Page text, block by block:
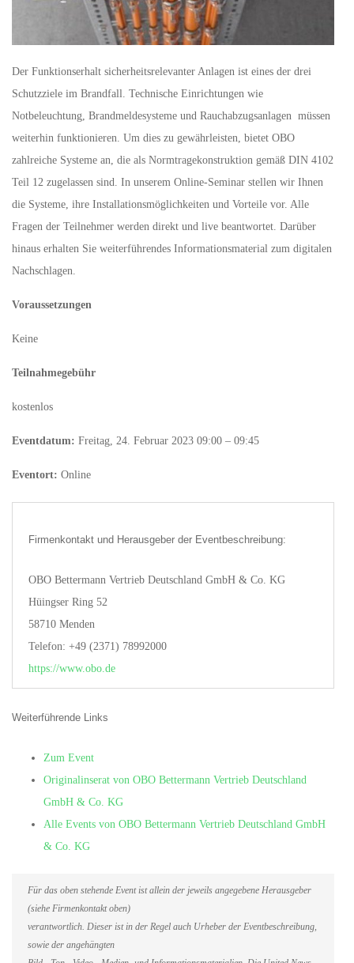
Der Funktionserhalt sicherheitsrelevanter Anlagen ist eines der drei
Schutzziele im Brandfall. Technische Einrichtungen wie
Notbeleuchtung, Brandmeldesysteme und Rauchabzugsanlagen müssen
weiterhin funktionieren. Um dies zu gewährleisten, bietet OBO
zahlreiche Systeme an, die als Normtragekonstruktion gemäß DIN 4102
Teil 12 zugelassen sind. In unserem Online-Seminar stellen wir Ihnen
die Systeme, ihre Installationsmöglichkeiten und Vorteile vor. Alle
Fragen der Teilnehmer werden direkt und live beantwortet. Darüber
hinaus erhalten Sie weiterführendes Informationsmaterial zum digitalen
Nachschlagen.
Voraussetzungen
Keine
Teilnahmegebühr
kostenlos
Eventdatum: Freitag, 24. Februar 2023 09:00 – 09:45
Eventort: Online
Firmenkontakt und Herausgeber der Eventbeschreibung:
OBO Bettermann Vertrieb Deutschland GmbH & Co. KG
Hüingser Ring 52
58710 Menden
Telefon: +49 (2371) 78992000
https://www.obo.de
Weiterführende Links
Zum Event
Originalinserat von OBO Bettermann Vertrieb Deutschland
GmbH & Co. KG
Alle Events von OBO Bettermann Vertrieb Deutschland GmbH
& Co. KG
Für das oben stehende Event ist allein der jeweils angegebene Herausgeber
(siehe Firmenkontakt oben)
verantwortlich. Dieser ist in der Regel auch Urheber der Eventbeschreibung,
sowie der angehängten